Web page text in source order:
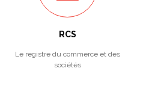
RCS
Le registre du commerce et des
sociétés